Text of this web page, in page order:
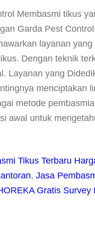
Membasmi tikus
Garda Pest
layanan
Dengan teknik
Layanan yang
menciptakan
metode
awal untuk
Tikus Terbaru
, Jasa
Gratis Survey